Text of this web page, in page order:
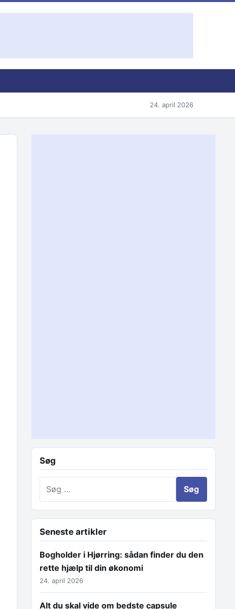
24. april 2026
Søg
Seneste artikler
Bogholder i Hjørring: sådan finder du den
rette hjælp til din økonomi
24. april 2026
Alt du skal vide om bedste capsule